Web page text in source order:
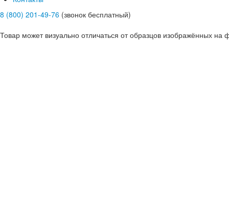
8 (800) 201-49-76 (звонок бесплатный)
Товар может визуально отличаться от образцов изображённых на